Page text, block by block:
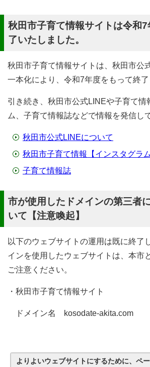
秋田市子育て情報サイトは令和
了いたしました。
秋田市子育て情報サイトは、秋田市公
一本化により、令和7年度をもって終了
引き続き、秋田市公式LINEや子育て情
ム、子育て情報誌などで情報を発信し
秋田市公式LINEについて
秋田市子育て情報【インスタグラム
子育て情報誌
市が使用したドメインの第三者
いて【注意喚起】
以下のウェブサイトの運用は既に終了
インを使用したウェブサイトは、本市
ご注意ください。
・秋田市子育て情報サイト
ドメイン名 kosodate-akita.com
よりよいウェブサイトにするために、ペ